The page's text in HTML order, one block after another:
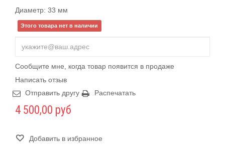
Диаметр: 33 мм
Этого товара нет в наличии
Сообщите мне, когда товар появится в продаже
Написать отзыв
Отправить другу
Распечатать
4 500,00 руб
Добавить в избранное